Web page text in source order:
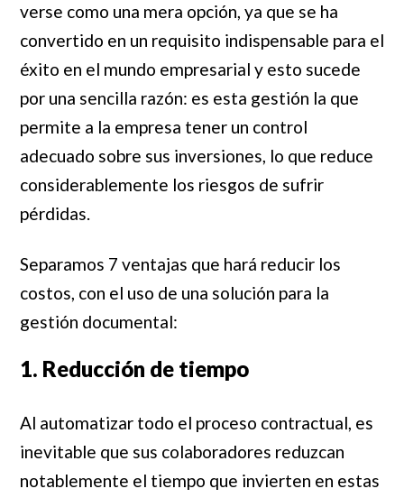
verse como una mera opción, ya que se ha
convertido en un requisito indispensable para el
éxito en el mundo empresarial y esto sucede
por una sencilla razón: es esta gestión la que
permite a la empresa tener un control
adecuado sobre sus inversiones, lo que reduce
considerablemente los riesgos de sufrir
pérdidas.
Separamos 7 ventajas que hará reducir los
costos, con el uso de una solución para la
gestión documental:
1. Reducción de tiempo
Al automatizar todo el proceso contractual, es
inevitable que sus colaboradores reduzcan
notablemente el tiempo que invierten en estas